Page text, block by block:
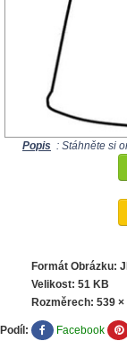
Popis : Stáhněte si
Formát Obrázku:
Velikost: 51 KB
Rozměrech: 539 ×
Podíl: Facebook